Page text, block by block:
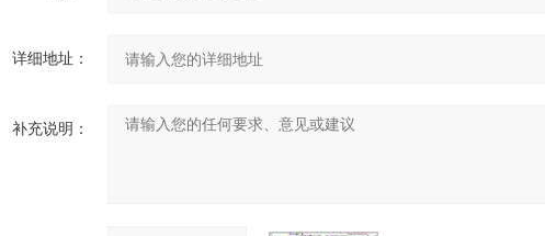
详细地址：
补充说明：